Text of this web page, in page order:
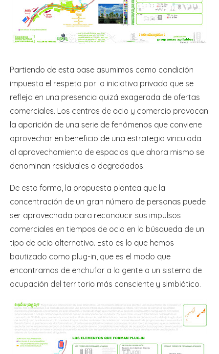
Partiendo de esta base asumimos como condición
impuesta el respeto por la iniciativa privada que se
refleja en una presencia quizá exagerada de ofertas
comerciales. Los centros de ocio y comercio provocan
la aparición de una serie de fenómenos que conviene
aprovechar en beneficio de una estrategia vinculada
al aprovechamiento de espacios que ahora mismo se
denominan residuales o degradados.
De esta forma, la propuesta plantea que la
concentración de un gran número de personas puede
ser aprovechada para reconducir sus impulsos
comerciales en tiempos de ocio en la búsqueda de un
tipo de ocio alternativo. Esto es lo que hemos
bautizado como plug-in, que es el modo que
encontramos de enchufar a la gente a un sistema de
ocupación del territorio más consciente y simbiótico.